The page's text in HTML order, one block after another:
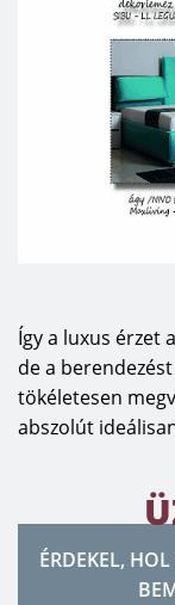
Így a luxus érzet
de a
tökéletesen
abszolút
ÉRDEKEL,